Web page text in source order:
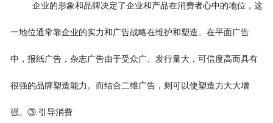
企业的形象和品牌决定了企业和产品在消费者心中的地位，这
一地位通常靠企业的实力和广告战略在维护和塑造。在平面广告
中，报纸广告，杂志广告由于受众广、发行量大，可信度高而具有
很强的品牌塑造能力。而结合二维广告，则可以使塑造力大大增
强。③.引导消费